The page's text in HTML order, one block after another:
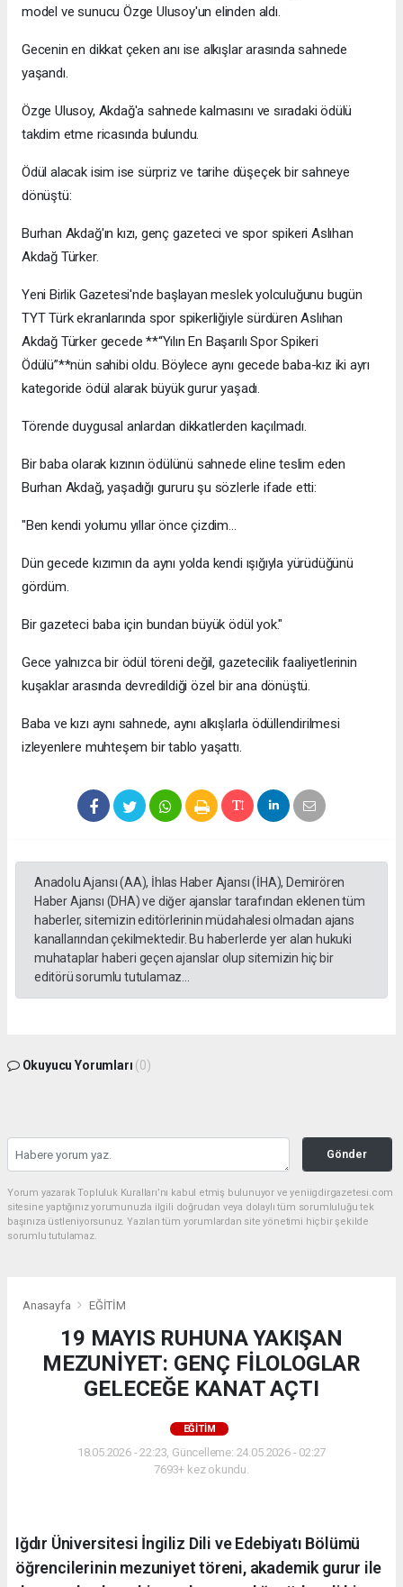
model ve sunucu Özge Ulusoy'un elinden aldı.
Gecenin en dikkat çeken anı ise alkışlar arasında sahnede
yaşandı.
Özge Ulusoy, Akdağ'a sahnede kalmasını ve sıradaki ödülü
takdim etme ricasında bulundu.
Ödül alacak isim ise sürpriz ve tarihe düşeçek bir sahneye
dönüştü:
Burhan Akdağ'ın kızı, genç gazeteci ve spor spikeri Aslıhan
Akdağ Türker.
Yeni Birlik Gazetesi'nde başlayan meslek yolculuğunu bugün
TYT Türk ekranlarında spor spikerliğiyle sürdüren Aslıhan
Akdağ Türker gecede **“Yılın En Başarılı Spor Spikeri
Ödülü”**nün sahibi oldu. Böylece aynı gecede baba-kız iki ayrı
kategoride ödül alarak büyük gurur yaşadı.
Törende duygusal anlardan dikkatlerden kaçılmadı.
Bir baba olarak kızının ödülünü sahnede eline teslim eden
Burhan Akdağ, yaşadığı gururu şu sözlerle ifade etti:
"Ben kendi yolumu yıllar önce çizdim...
Dün gecede kızımın da aynı yolda kendi ışığıyla yürüdüğünü
gördüm.
Bir gazeteci baba için bundan büyük ödül yok."
Gece yalnızca bir ödül töreni değil, gazetecilik faaliyetlerinin
kuşaklar arasında devredildiği özel bir ana dönüştü.
Baba ve kızı aynı sahnede, aynı alkışlarla ödüllendirilmesi
izleyenlere muhteşem bir tablo yaşattı.
Anadolu Ajansı (AA), İhlas Haber Ajansı (İHA), Demirören
Haber Ajansı (DHA) ve diğer ajanslar tarafından eklenen tüm
haberler, sitemizin editörlerinin müdahalesi olmadan ajans
kanallarından çekilmektedir. Bu haberlerde yer alan hukuki
muhataplar haberi geçen ajanslar olup sitemizin hiç bir
editörü sorumlu tutulamaz...
Okuyucu Yorumları (0)
Gönder
Yorum yazarak Topluluk Kuralları’nı kabul etmiş bulunuyor ve yeniigdirgazetesi.com
sitesine yaptığınız yorumunuzla ilgili doğrudan veya dolaylı tüm sorumluluğu tek
başınıza üstleniyorsunuz. Yazılan tüm yorumlardan site yönetimi hiçbir şekilde
sorumlu tutulamaz.
Anasayfa EĞİTİM
19 MAYIS RUHUNA YAKIŞAN
MEZUNİYET: GENÇ FİLOLOGLAR
GELECEĞE KANAT AÇTI
EĞİTİM
18.05.2026 - 22:23, Güncelleme: 24.05.2026 - 02:27
7693+ kez okundu.
Iğdır Üniversitesi İngiliz Dili ve Edebiyatı Bölümü
öğrencilerinin mezuniyet töreni, akademik gurur ile